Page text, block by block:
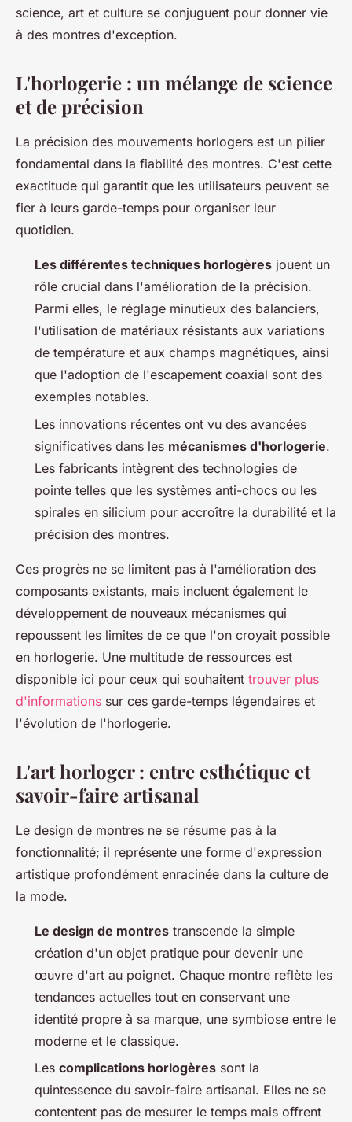
science, art et culture se conjuguent pour donner vie
à des montres d'exception.
L'horlogerie : un mélange de science
et de précision
La précision des mouvements horlogers est un pilier
fondamental dans la fiabilité des montres. C'est cette
exactitude qui garantit que les utilisateurs peuvent se
fier à leurs garde-temps pour organiser leur
quotidien.
Les différentes techniques horlogères jouent un
rôle crucial dans l'amélioration de la précision.
Parmi elles, le réglage minutieux des balanciers,
l'utilisation de matériaux résistants aux variations
de température et aux champs magnétiques, ainsi
que l'adoption de l'escapement coaxial sont des
exemples notables.
Les innovations récentes ont vu des avancées
significatives dans les mécanismes d'horlogerie.
Les fabricants intègrent des technologies de
pointe telles que les systèmes anti-chocs ou les
spirales en silicium pour accroître la durabilité et la
précision des montres.
Ces progrès ne se limitent pas à l'amélioration des
composants existants, mais incluent également le
développement de nouveaux mécanismes qui
repoussent les limites de ce que l'on croyait possible
en horlogerie. Une multitude de ressources est
disponible ici pour ceux qui souhaitent trouver plus
d'informations sur ces garde-temps légendaires et
l'évolution de l'horlogerie.
L'art horloger : entre esthétique et
savoir-faire artisanal
Le design de montres ne se résume pas à la
fonctionnalité; il représente une forme d'expression
artistique profondément enracinée dans la culture de
la mode.
Le design de montres transcende la simple
création d'un objet pratique pour devenir une
œuvre d'art au poignet. Chaque montre reflète les
tendances actuelles tout en conservant une
identité propre à sa marque, une symbiose entre le
moderne et le classique.
Les complications horlogères sont la
quintessence du savoir-faire artisanal. Elles ne se
contentent pas de mesurer le temps mais offrent